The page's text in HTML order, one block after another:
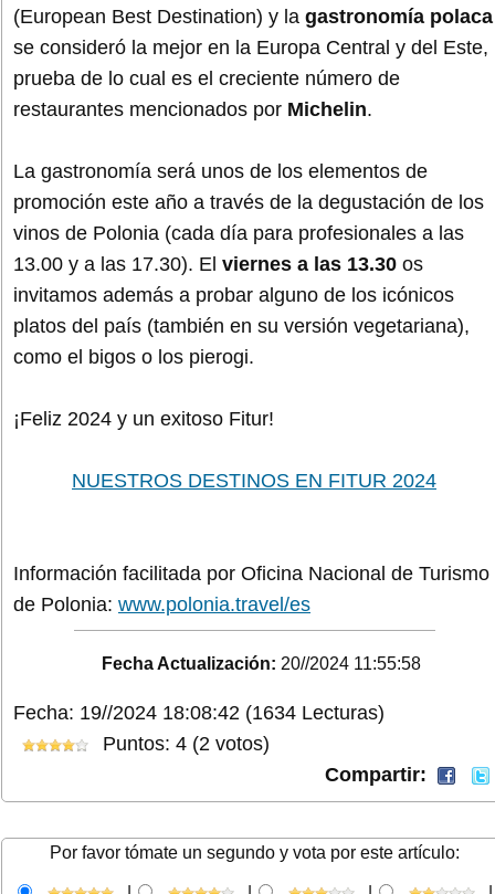
(European Best Destination) y la gastronomía polaca
se consideró la mejor en la Europa Central y del Este,
prueba de lo cual es el creciente número de
restaurantes mencionados por Michelin.
La gastronomía será unos de los elementos de
promoción este año a través de la degustación de los
vinos de Polonia (cada día para profesionales a las
13.00 y a las 17.30). El viernes a las 13.30 os
invitamos además a probar alguno de los icónicos
platos del país (también en su versión vegetariana),
como el bigos o los pierogi.
¡Feliz 2024 y un exitoso Fitur!
NUESTROS DESTINOS EN FITUR 2024
Información facilitada por Oficina Nacional de Turismo
de Polonia: www.polonia.travel/es
Fecha Actualización: 20//2024 11:55:58
Fecha: 19//2024 18:08:42 (1634 Lecturas)
Puntos: 4 (2 votos)
Compartir:
Por favor tómate un segundo y vota por este artículo: